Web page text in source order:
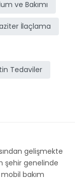
ve Bakımı
İlaçlama
Tedaviler
gelişmekte
şehir genelinde
bakım